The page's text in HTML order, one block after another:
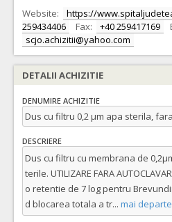
Website:
https://
259434406
Fax: +40 259417169
scjo.achizitii@yahoo.com
DETALII ACHIZITIE
DENUMIRE ACHIZITIE
Dus cu filtru 0,2 µm apa sterila,
DESCRIERE
Dus cu filtru cu membrana de
terile. UTILIZARE FARA
o retentie de 7 log pentru
d blocarea totala a tr... mai departe